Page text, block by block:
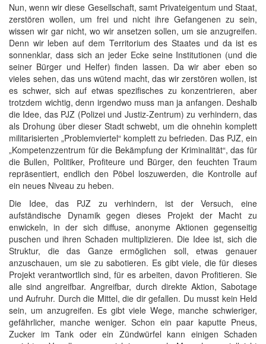
Nun, wenn wir diese Gesellschaft, samt Privateigentum und Staat,
zerstören wollen, um frei und nicht ihre Gefangenen zu sein,
wissen wir gar nicht, wo wir ansetzen sollen, um sie anzugreifen.
Denn wir leben auf dem Territorium des Staates und da ist es
sonnenklar, dass sich an jeder Ecke seine Institutionen (und die
seiner Bürger und Helfer) finden lassen. Da wir aber eben so
vieles sehen, das uns wütend macht, das wir zerstören wollen, ist
es schwer, sich auf etwas spezifisches zu konzentrieren, aber
trotzdem wichtig, denn irgendwo muss man ja anfangen. Deshalb
die Idee, das PJZ (Polizei und Justiz-Zentrum) zu verhindern, das
als Drohung über dieser Stadt schwebt, um die ohnehin komplett
militarisierten „Problemviertel“ komplett zu befrieden. Das PJZ, ein
„Kompetenzzentrum für die Bekämpfung der Kriminalität“, das für
die Bullen, Politiker, Profiteure und Bürger, den feuchten Traum
repräsentiert, endlich den Pöbel loszuwerden, die Kontrolle auf
ein neues Niveau zu heben.
Die Idee, das PJZ zu verhindern, ist der Versuch, eine
aufständische Dynamik gegen dieses Projekt der Macht zu
enwickeln, in der sich diffuse, anonyme Aktionen gegenseitig
puschen und ihren Schaden multiplizieren. Die Idee ist, sich die
Struktur, die das Ganze ermöglichen soll, etwas genauer
anzuschauen, um sie zu sabotieren. Es gibt viele, die für dieses
Projekt verantwortlich sind, für es arbeiten, davon Profitieren. Sie
alle sind angreifbar. Angreifbar, durch direkte Aktion, Sabotage
und Aufruhr. Durch die Mittel, die dir gefallen. Du musst kein Held
sein, um anzugreifen. Es gibt viele Wege, manche schwieriger,
gefährlicher, manche weniger. Schon ein paar kaputte Pneus,
Zucker im Tank oder ein Zündwürfel kann einigen Schaden